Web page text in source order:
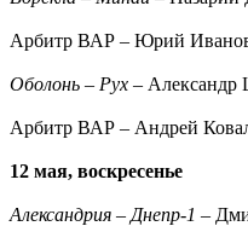
Арбитр ВАР – Юрий
Оболонь – Рух – Александр
Арбитр ВАР – Андрей
12 мая, воскресенье
Александрия – Днепр-1 –